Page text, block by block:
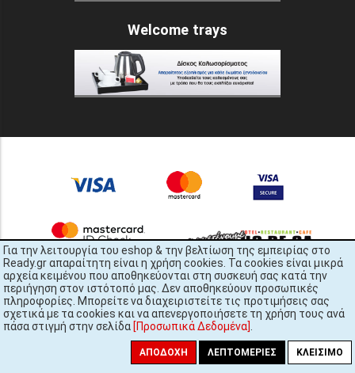
Για την λειτουργία του eshop & την βελτίωση της εμπειρίας στο
Ready.gr απαραίτητη είναι η χρήση cookies. Τα cookies είναι μικρά
αρχεία κειμένου που αποθηκεύονται στη συσκευή σας κατά την
περιήγηση στον ιστότοπό μας. Δεν αποθηκεύουν προσωπικές
πληροφορίες. Μπορείτε να διαχειριστείτε τις προτιμήσεις σας
σχετικά με τα cookies και να απενεργοποιήσετε τη χρήση τους ανά
πάσα στιγμή στην σελίδα [Προσωπικά Δεδομένα]
ΑΠΟΔΟΧΉ ΛΕΠΤΟΜΈΡΙΕΣ ΚΛΕΊΣΙΜΟ
Welcome trays
READY.gr © 2022 | All Rights Reserved
448x3587